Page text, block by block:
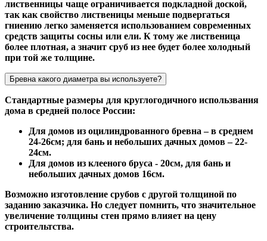
лиственницы чаще ограничивается подкладной доской,
так как свойство лиственицы меньше подвергаться
гниению легко заменяется использованием современных
средств защиты сосны или ели. К тому же лиственица
более плотная, а значит сруб из нее будет более холодный
при той же толщине.
Бревна какого диаметра вы используете?
Стандартные размеры для круглогодичного использвания
дома в средней полосе России:
Для домов из оцилиндрованного бревна – в среднем
24-26см; для бань и небольших дачных домов – 22-
24см.
Для домов из клееного бруса - 20см, для бань и
небольших дачных домов 16см.
Возможно изготовление срубов с другой толщиной по
заданию заказчика. Но следует помнить, что значительное
увеличение толщины стен прямо влияет на цену
строительтства.